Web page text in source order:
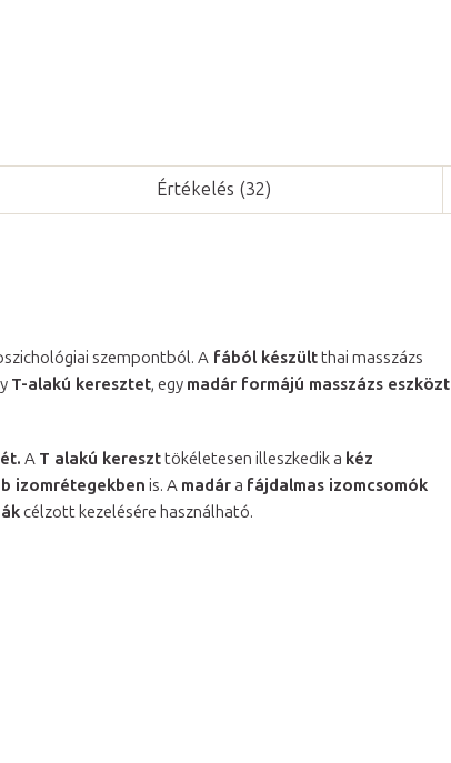
Értékelés (32)
szempontból. A fából készültthai masszázs
T-alakú keresztet, egy madár formájú masszázs eszközt
A T alakú kereszttökéletesen illeszkedik a kéz
izomrétegekben is. A madára fájdalmas izomcsomók
célzott kezelésére használható.